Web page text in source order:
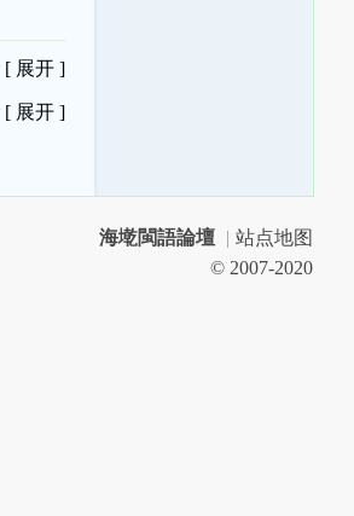
[ 展开 ]
[ 展开 ]
海墘閩語論壇 | 站点地图
© 2007-2020